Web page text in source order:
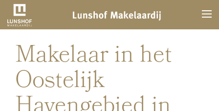
Makelaar in het
Oostelijk